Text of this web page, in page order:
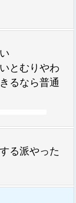
とむりやわ
るなら普通
る派やった